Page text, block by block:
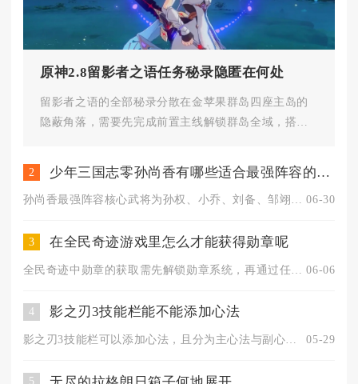
原神2.8留影者之语任务秘录隐匿在何处
留影者之语的全部秘录分散在金苹果群岛四座主岛的
隐蔽角落，需要先完成前置主线解锁群岛全域，搭配
2 少年三国志零孙尚香有哪些适合最强阵容的武将
孙尚香最强阵容核心武将为孙权、小乔、刘备、邹翊、诸葛果，这套... 06-30
3 在全民奇迹游戏里怎么才能获得勋章呢
06-06
4 影之刃3技能栏能不能添加心法
05-29
5